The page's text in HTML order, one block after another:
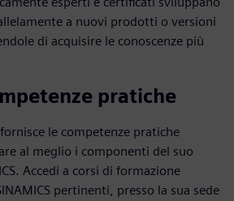
a nuovi prodotti o versioni
di acquisire le conoscenze più
pratiche
le competenze pratiche
al meglio i componenti del suo
Accedi a corsi di formazione
pertinenti, presso la sua sede